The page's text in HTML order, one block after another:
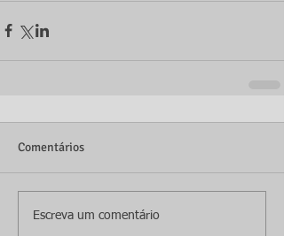
Comentários
Escreva um comentário